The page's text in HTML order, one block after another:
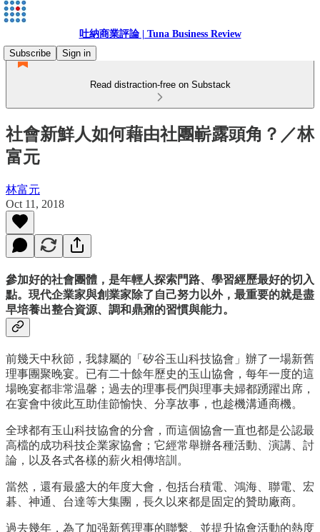
吐納商業評論 | Tuna Business Review
Subscribe
Sign in
Read distraction-free on Substack
社會新鮮人如何藉由社團嶄露頭角？／林
富元
林富元
Oct 11, 2018
參加好的社會團體，是年輕人探索門路、學習經歷最好的切入
點。現代企業家與創業家除了自己努力以外，最重要的就是盡
早培養出整合資源、調和鼎鼐的習慣與能力。
前幾天中秋節，我隸屬的「矽谷玉山科技協會」辦了一場新舊
理事團聚晚宴。已有二十餘年歷史的玉山協會，每年一度的這
場晚宴都非常温馨；過去的理事長們與理事夫婦都踴躍出席，
在宴會中彼此互助佳節愉快、分享故事，也趁機溝通商機。
全球都有玉山科技協會的分會，而這個協會一直也都是公認最
高檔的成功科技企業家協會；它經常舉辦各種活動、演講、討
論，以及各式各樣的薪火相傳培訓。
當然，還有最盛大的年度大會，包括台積電、鴻海、聯電、宏
碁、神通、台達等大集團，長久以來都是固定的贊助廠商。
過去幾年，為了加强新舊理事的聯繫、並提升協會活動的熱度